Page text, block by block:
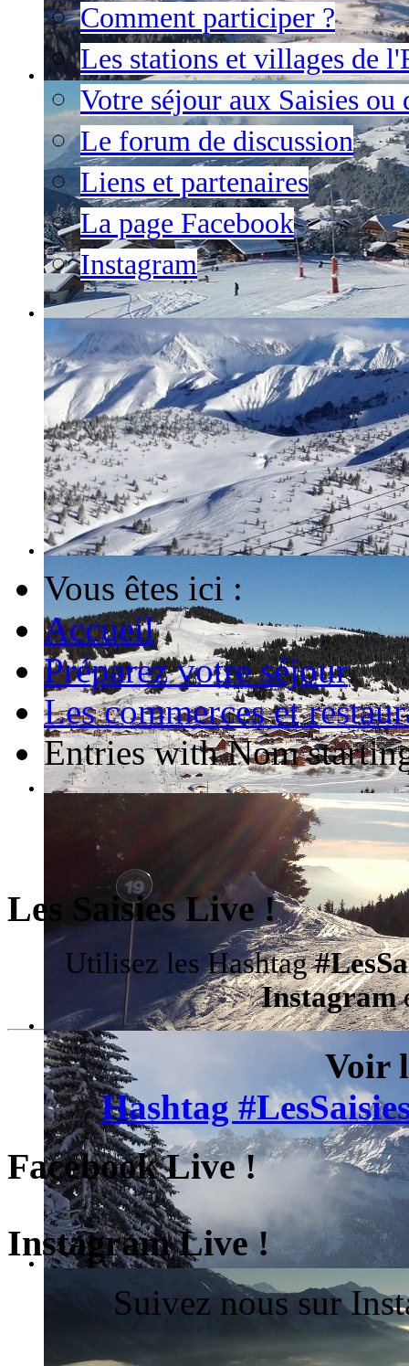
Comment participer ?
Les stations et villages de
Votre séjour aux Saisies ou
Le forum de discussion
Liens et partenaires
La page Facebook
Instagram
Vous êtes ici :
Accueil
Préparez votre séjour
Les commerces et
Entries with Nom
Les Saisies Live !
Utilisez les Hashtag
Instagram
Voir
Hashtag
Facebook Live !
Instagram Live !
Suivez nous sur